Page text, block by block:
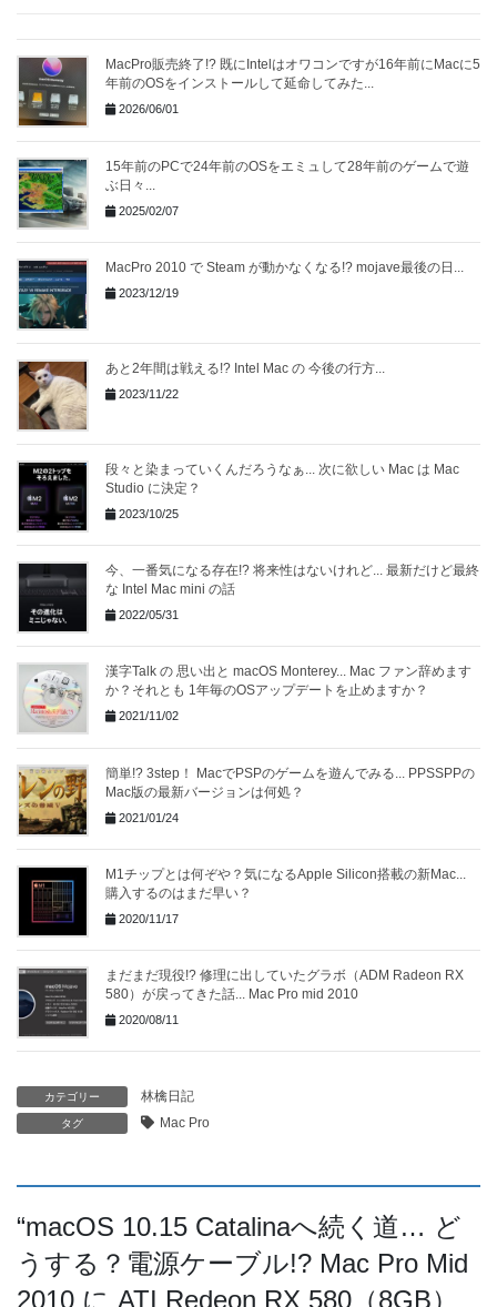
MacPro販売終了!? 既にIntelはオワコンですが16年前にMacに5
年前のOSをインストールして延命してみた...
2026/06/01
15年前のPCで24年前のOSをエミュして28年前のゲームで遊
ぶ日々...
2025/02/07
MacPro 2010 で Steam が動かなくなる!? mojave最後の日...
2023/12/19
あと2年間は戦える!? Intel Mac の 今後の行方...
2023/11/22
段々と染まっていくんだろうなぁ... 次に欲しい Mac は Mac
Studio に決定？
2023/10/25
今、一番気になる存在!? 将来性はないけれど... 最新だけど最終
な Intel Mac mini の話
2022/05/31
漢字Talk の 思い出と macOS Monterey... Mac ファン辞めます
か？それとも 1年毎のOSアップデートを止めますか？
2021/11/02
簡単!? 3step！ MacでPSPのゲームを遊んでみる... PPSSPPの
Mac版の最新バージョンは何処？
2021/01/24
M1チップとは何ぞや？気になるApple Silicon搭載の新Mac...
購入するのはまだ早い？
2020/11/17
まだまだ現役!? 修理に出していたグラボ（ADM Radeon RX
580）が戻ってきた話... Mac Pro mid 2010
2020/08/11
カテゴリー 林檎日記
タグ Mac Pro
“macOS 10.15 Catalinaへ続く道… ど
うする？電源ケーブル!? Mac Pro Mid
2010 に ATI Redeon RX 580（8GB）